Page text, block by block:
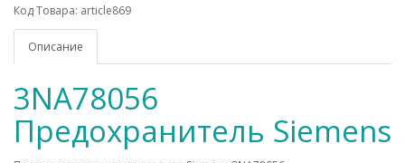
Код Товара: article869
Описание
3NA78056
Предохранитель Siemens